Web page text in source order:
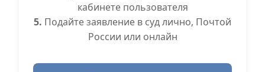
кабинете пользователя
5. Подайте заявление в суд лично, Почтой
России или онлайн